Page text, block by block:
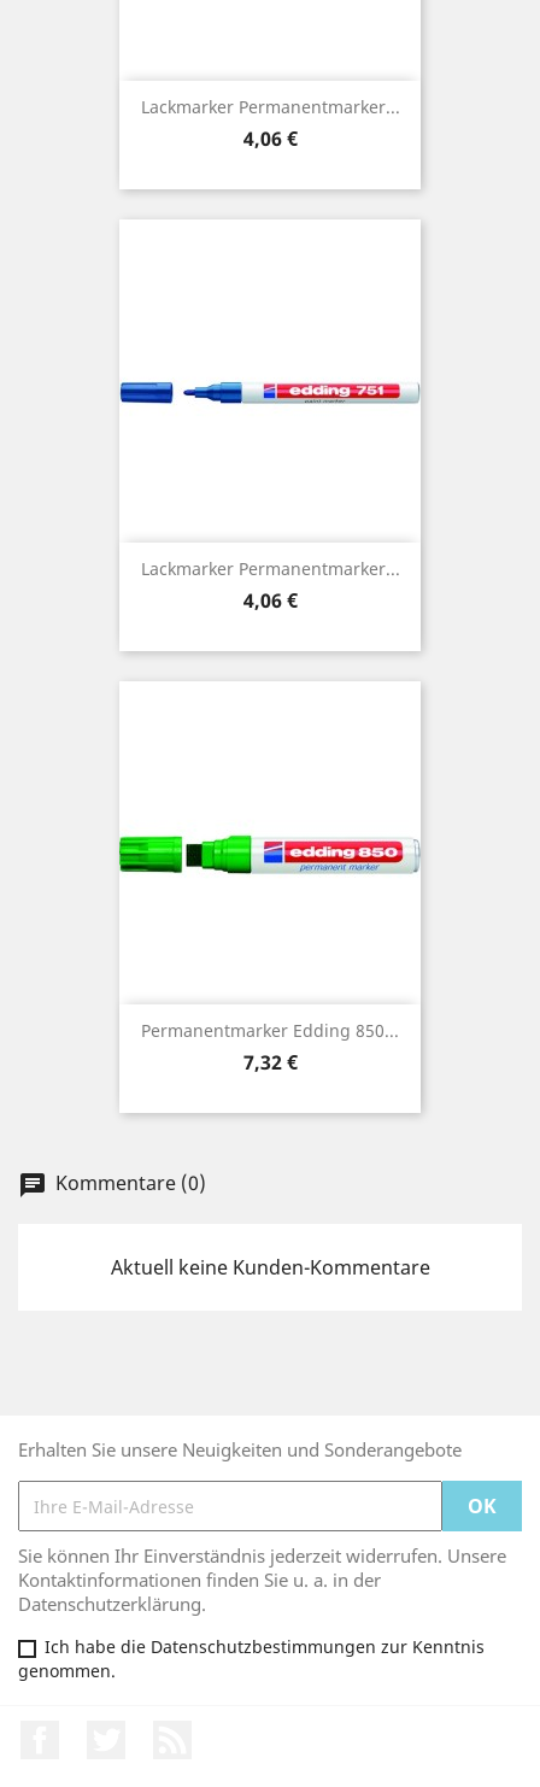
Lackmarker Permanentmarker...
Preis
4,06 €
Lackmarker Permanentmarker...
Preis
4,06 €
Permanentmarker Edding 850...
Preis
7,32 €
chat Kommentare (0)
Aktuell keine Kunden-Kommentare
Erhalten Sie unsere Neuigkeiten und Sonderangebote
Sie können Ihr Einverständnis jederzeit widerrufen. Unsere
Kontaktinformationen finden Sie u. a. in der
Datenschutzerklärung.
Ich habe die Datenschutzbestimmungen zur Kenntnis
genommen.